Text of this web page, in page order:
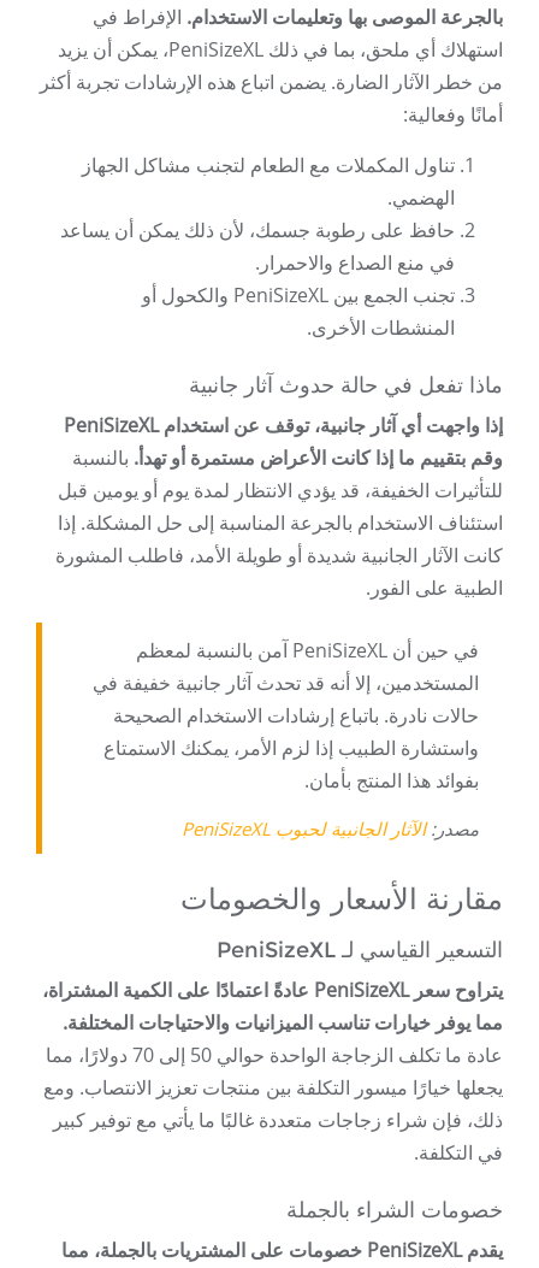
بالجرعة الموصى بها وتعليمات الاستخدام. الإفراط في
استهلاك أي ملحق، بما في ذلك PeniSizeXL، يمكن أن يزيد
من خطر الآثار الضارة. يضمن اتباع هذه الإرشادات تجربة أكثر
أمانًا وفعالية:
تناول المكملات مع الطعام لتجنب مشاكل الجهاز
الهضمي.
حافظ على رطوبة جسمك، لأن ذلك يمكن أن يساعد
في منع الصداع والاحمرار.
تجنب الجمع بين PeniSizeXL والكحول أو
المنشطات الأخرى.
ماذا تفعل في حالة حدوث آثار جانبية
إذا واجهت أي آثار جانبية، توقف عن استخدام PeniSizeXL
وقم بتقييم ما إذا كانت الأعراض مستمرة أو تهدأ. بالنسبة
للتأثيرات الخفيفة، قد يؤدي الانتظار لمدة يوم أو يومين قبل
استئناف الاستخدام بالجرعة المناسبة إلى حل المشكلة. إذا
كانت الآثار الجانبية شديدة أو طويلة الأمد، فاطلب المشورة
الطبية على الفور.
في حين أن PeniSizeXL آمن بالنسبة لمعظم
المستخدمين، إلا أنه قد تحدث آثار جانبية خفيفة في
حالات نادرة. باتباع إرشادات الاستخدام الصحيحة
واستشارة الطبيب إذا لزم الأمر، يمكنك الاستمتاع
بفوائد هذا المنتج بأمان.
مصدر:الآثار الجانبية لحبوب PeniSizeXL
مقارنة الأسعار والخصومات
التسعير القياسي لـ PeniSizeXL
يتراوح سعر PeniSizeXL عادةً اعتمادًا على الكمية المشتراة،
مما يوفر خيارات تناسب الميزانيات والاحتياجات المختلفة.
عادة ما تكلف الزجاجة الواحدة حوالي 50 إلى 70 دولارًا، مما
يجعلها خيارًا ميسور التكلفة بين منتجات تعزيز الانتصاب. ومع
ذلك، فإن شراء زجاجات متعددة غالبًا ما يأتي مع توفير كبير
في التكلفة.
خصومات الشراء بالجملة
يقدم PeniSizeXL خصومات على المشتريات بالجملة، مما